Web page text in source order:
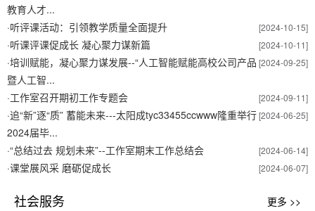
教育人才...
[2024-10-15]
·听评课活动：引领教学质量全面提升
[2024-10-11]
·听课评课促成长 凝心聚力谋新篇
[2024-09-25]
·培训赋能，凝心聚力谋发展--“人工智能赋能高校公司产品
暨人工智...
[2024-09-11]
·工作室召开期初工作专题会
[2024-06-25]
·追“新”逐“质” 蓄能未来---太阳成tyc33455ccwww隆重举行
2024届毕...
[2024-06-14]
·“总结过去 规划未来”--工作室期末工作总结会
[2024-06-07]
·课堂展风采 磨砺促成长
社会服务 更多 >>